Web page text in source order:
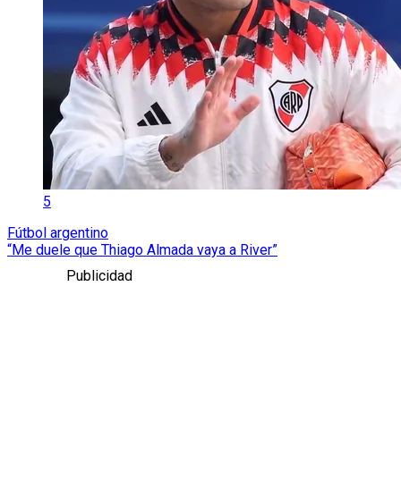
5
Fútbol argentino
“Me duele que Thiago Almada vaya a River”
Publicidad